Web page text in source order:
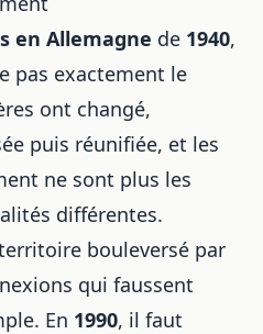
en Allemagne de 1940,
pas exactement le
ont changé,
puis réunifiée, et les
ne sont plus les
différentes.
bouleversé par
qui faussent
En 1990, il faut